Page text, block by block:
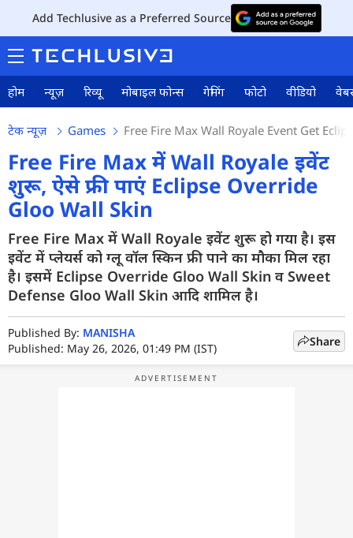
Add Techlusive as a Preferred Source
होम न्यूज़ रिव्यू मोबाइल फोन्स गेमिंग फोटो वीडियो
टेक न्यूज़ Games Free Fire Max Wall Royale Event Get
Free Fire Max में Wall Royale इवेंट
शुरू, ऐसे फ्री पाएं Eclipse Override
Gloo Wall Skin
Free Fire Max में Wall Royale इवेंट शुरू हो गया है। इस
इवेंट में प्लेयर्स को ग्लू वॉल स्किन फ्री पाने का मौका मिल रहा
है। इसमें Eclipse Override Gloo Wall Skin व Sweet
Defense Gloo Wall Skin आदि शामिल है।
Published By: MANISHA
Published: May 26, 2026, 01:49 PM (IST)
Share